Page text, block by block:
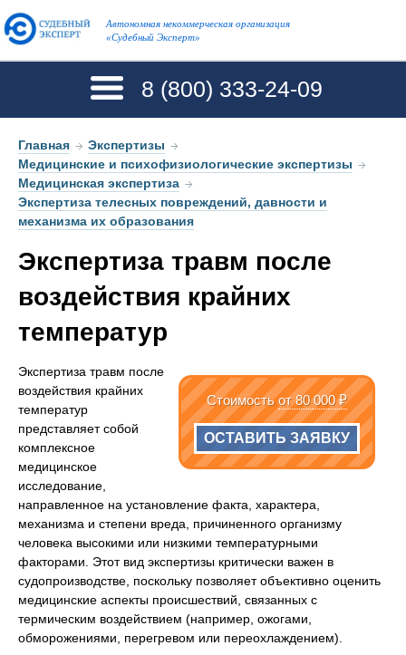
Автономная некоммерческая организация
«Судебный Эксперт»
8 (800) 333-24-09
Главная → Экспертизы →
Медицинские и психофизиологические экспертизы →
Медицинская экспертиза →
Экспертиза телесных повреждений, давности и
механизма их образования
Экспертиза травм после
воздействия крайних
температур
Стоимостьот 80 000 ₽
ОСТАВИТЬ ЗАЯВКУ
Экспертиза травм после
воздействия крайних
температур
представляет собой
комплексное
медицинское
исследование,
направленное на установление факта, характера,
механизма и степени вреда, причиненного организму
человека высокими или низкими температурными
факторами. Этот вид экспертизы критически важен в
судопроизводстве, поскольку позволяет объективно оценить
медицинские аспекты происшествий, связанных с
термическим воздействием (например, ожогами,
обморожениями, перегревом или переохлаждением).